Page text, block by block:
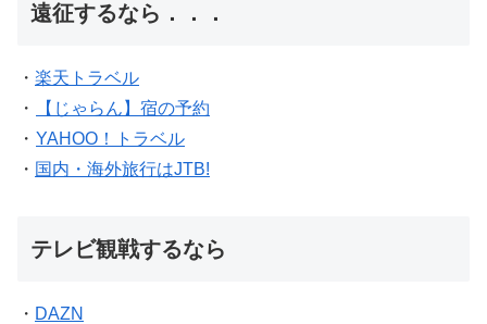
遠征するなら．．．
・ 楽天トラベル
・
【じゃらん】宿の予約
・ YAHOO！トラベル
・ 国内・海外旅行はJTB!
テレビ観戦するなら
・ DAZN